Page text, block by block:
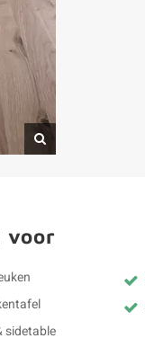
voor
sidetable